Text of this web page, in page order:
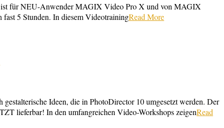
für NEU-Anwender MAGIX Video Pro X und von MAGIX
fast 5 Stunden. In diesem VideotrainingRead More
Ideen, die in PhotoDirector 10 umgesetzt werden. Der
lieferbar! In den umfangreichen Video-Workshops zeigenRead